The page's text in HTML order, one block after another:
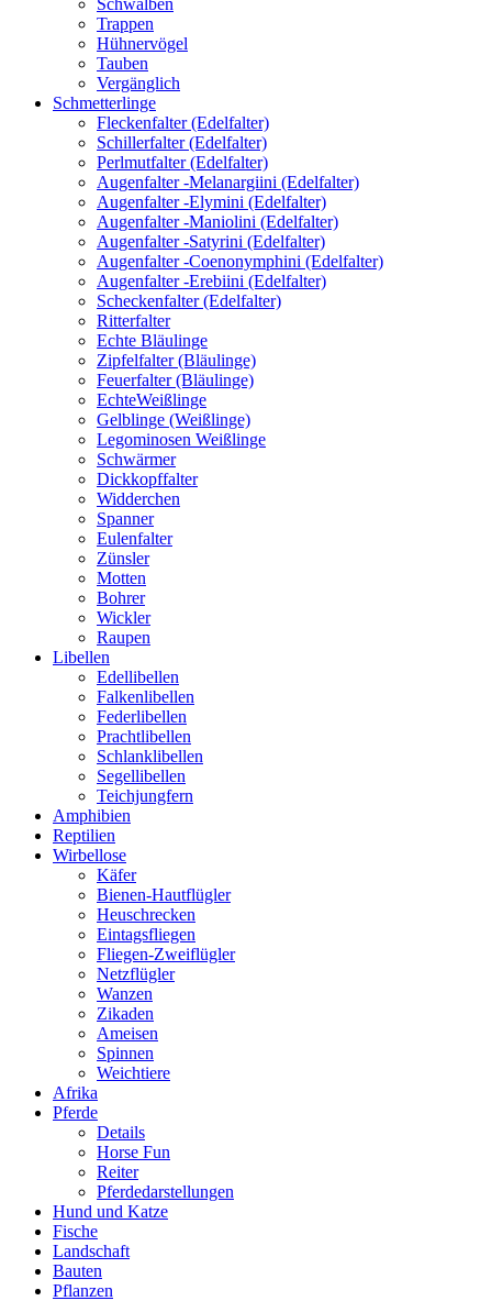
Schwalben
Trappen
Hühnervögel
Tauben
Vergänglich
Schmetterlinge
Fleckenfalter (Edelfalter)
Schillerfalter (Edelfalter)
Perlmutfalter (Edelfalter)
Augenfalter -Melanargiini (Edelfalter)
Augenfalter -Elymini (Edelfalter)
Augenfalter -Maniolini (Edelfalter)
Augenfalter -Satyrini (Edelfalter)
Augenfalter -Coenonymphini (Edelfalter)
Augenfalter -Erebiini (Edelfalter)
Scheckenfalter (Edelfalter)
Ritterfalter
Echte Bläulinge
Zipfelfalter (Bläulinge)
Feuerfalter (Bläulinge)
EchteWeißlinge
Gelblinge (Weißlinge)
Legominosen Weißlinge
Schwärmer
Dickkopffalter
Widderchen
Spanner
Eulenfalter
Zünsler
Motten
Bohrer
Wickler
Raupen
Libellen
Edellibellen
Falkenlibellen
Federlibellen
Prachtlibellen
Schlanklibellen
Segellibellen
Teichjungfern
Amphibien
Reptilien
Wirbellose
Käfer
Bienen-Hautflügler
Heuschrecken
Eintagsfliegen
Fliegen-Zweiflügler
Netzflügler
Wanzen
Zikaden
Ameisen
Spinnen
Weichtiere
Afrika
Pferde
Details
Horse Fun
Reiter
Pferdedarstellungen
Hund und Katze
Fische
Landschaft
Bauten
Pflanzen